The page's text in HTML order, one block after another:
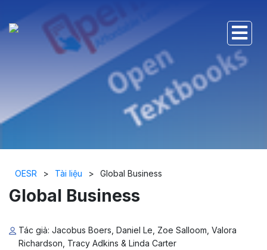
OESR > Tài liệu > Global Business
Global Business
Tác giả: Jacobus Boers, Daniel Le, Zoe Salloom, Valora
Richardson, Tracy Adkins & Linda Carter